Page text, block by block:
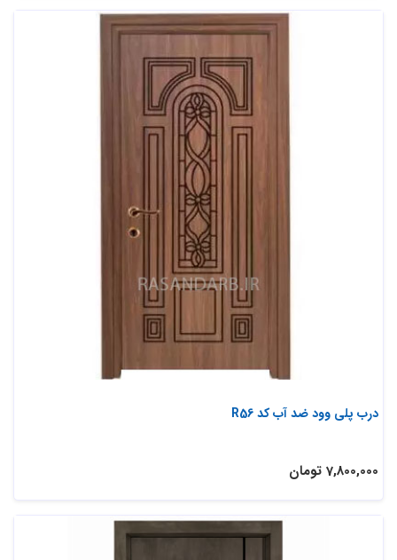
درب پلی وود ضد آب کد R56
7,800,000 تومان